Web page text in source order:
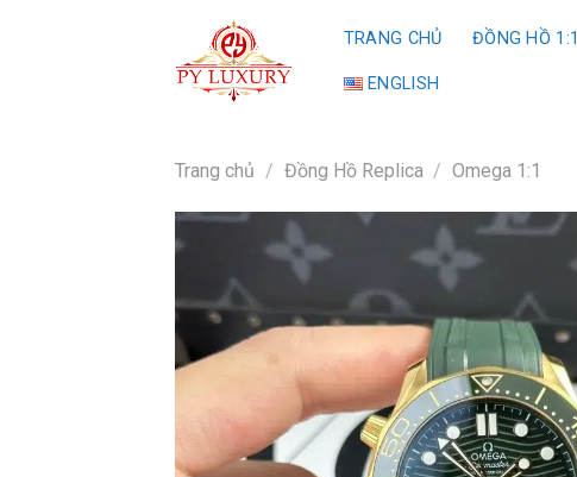
TRANG CHỦ ĐỒNG HỒ 1:1
ENGLISH
Trang chủ / Đồng Hồ Replica / Omega 1:1